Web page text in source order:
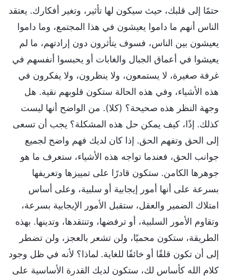
حتمًا إلى قلبك، حيث سيكون لها تأثير، وتغير أفكارك. يعتقد
الناس أنهم ما داموا يعيشون في هذا المجتمع، وما داموا
يعيشون بين الناس، فسوف يتأثرون دون إرادتهم، ما لم
يعيشوا في أعماق الجبال والغابات أو يحبسوا أنفسهم في
غرفة صغيرة، لا يستمعون، ولا ينظرون، ولا يفكرون في
هذه الأشياء، وفي هذه الحالة ستكون قلوبهم نقية. هل
وجهة النظر هذه صحيحة؟ (كلا). من الواضح أنها ليست
كذلك. إذًا، كيف يمكن حل هذه المشكلة؟ يجب أن تسعى
إلى الحق وتفهم الحق. إذا كان لديك فهم واضح لجميع
جوانب الحق، فعندما تواجه هذه الأشياء، ستعرف ما هو
جوهرها الكامن. ستكون قادرًا على تمييزها وتعريفها
بسرعة على أنها أمور إيجابية أو سلبية، وعلى أساس
امتلاك الضمير والعقل، ستقبل الأمور الإيجابية بسرعة،
وتقاوم الأمور السلبية، أو ترفضها، وتنتقدها، وتدينها. بهذه
الطريقة، ستكون محميًا، ولن تشعر بالعجز، ولن تضطر
إلى أن تكون قلقًا أو خائفًا للغاية. لماذا؟ لأنه في ظل وجود
كلام الله كأساس لك، ستكون لديك القدرة الأساسية على